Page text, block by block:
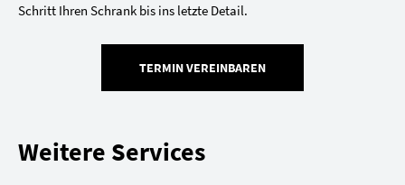
Schritt Ihren Schrank bis ins letzte Detail.
TERMIN VEREINBAREN
Weitere Services